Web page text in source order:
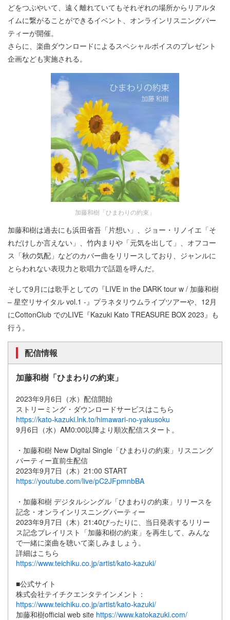
どをつぶやいて、遠く離れていてもそれぞれの場所からリアルタ
イムに繋がることができるイベント、オンラインリスニングパー
ティーが開催。
さらに、楽曲ダウンロードによるスペシャルボイスのプレゼント
企画なども実施される。
加藤和樹「ひまわりの約束」
加藤和樹は過去にも浜田省吾「片想い」、ジョー・リノイエ「そ
れだけしか言えない」、竹内まりや「元気を出して」、オフコー
ス「秋の気配」などのカバー曲をリリースしており、ジャンルに
とらわれない表現力と歌唱力で話題を呼んだ。
そして9月には歌手としての『LIVE in the DARK tour w / 加藤和樹
– 星空リサイタル vol.1 -』プラネタリウムライブツアーや、12月
にCottonClub でのLIVE『Kazuki Kato TREASURE BOX 2023』も
行う。
配信情報
加藤和樹「ひまわりの約束」
2023年9月6日（水）配信開始
ストリーミング・ダウンロードサービスはこちら
https://kato-kazuki.lnk.to/himawari-no-yakusoku
9月6日（水）AM0:00以降より順次配信スタート。
・加藤和樹 New Digital Single「ひまわりの約束」リスニング
パーティー直前生配信
2023年9月7日（木）21:00 START
https://youtube.com/live/pC2JFpmnbBA
・加藤和樹 デジタルシングル「ひまわりの約束」リリースを
記念・オンラインリスニングパーティー
2023年9月7日（木）21:40ぴったりに、当日発表するリリー
ス記念プレイリスト「加藤和樹の約束」を再生して、みんな
で一緒に楽曲を聴いて楽しみましょう。
詳細はこちら
https://www.teichiku.co.jp/artist/kato-kazuki/
■公式サイト
株式会社テイチクエンタテインメント：
https://www.teichiku.co.jp/artist/kato-kazuki/
加藤和樹official web site https://www.katokazuki.com/